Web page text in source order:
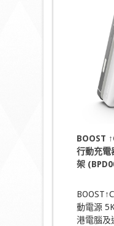
BOOST
行動充電
架
動電源
港電腦及